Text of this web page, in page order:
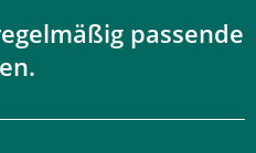
passende